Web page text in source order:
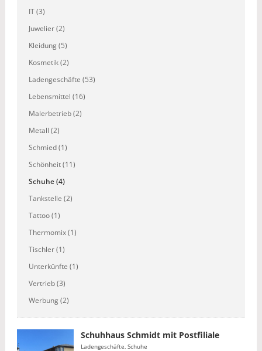
IT (3)
Juwelier (2)
Kleidung (5)
Kosmetik (2)
Ladengeschäfte (53)
Lebensmittel (16)
Malerbetrieb (2)
Metall (2)
Schmied (1)
Schönheit (11)
Schuhe (4)
Tankstelle (2)
Tattoo (1)
Thermomix (1)
Tischler (1)
Unterkünfte (1)
Vertrieb (3)
Werbung (2)
Schuhhaus Schmidt mit Postfiliale
Ladengeschäfte, Schuhe